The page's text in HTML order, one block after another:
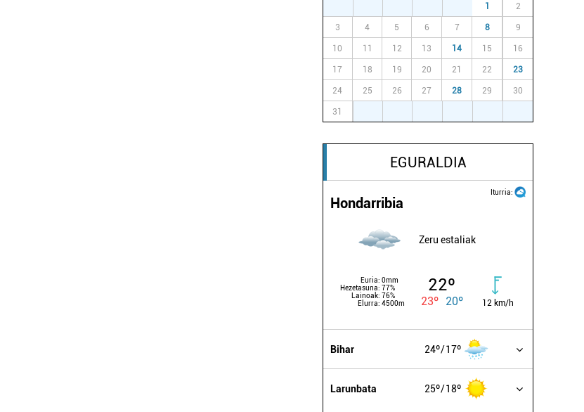
1 2
3 4 5 6 7 8 9
10 11 12 13 14 15 16
17 18 19 20 21 22 23
24 25 26 27 28 29 30
31
EGURALDIA
Iturria:
Hondarribia
Zeru estaliak
Euria: 0mm
Hezetasuna: 77%
Lainoak: 76%
Elurra: 4500m
22º
23º 20º 12 km/h
Bihar 24º 17º
Larunbata 25º 18º